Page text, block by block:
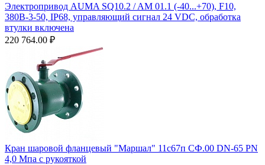
Электропривод AUMA SQ10.2 / AM 01.1 (-40...+70), F10,
380B-3-50, IP68, управляющий сигнал 24 VDC, обработка
втулки включена
220 764.00 ₽
Кран шаровой фланцевый "Маршал" 11с67п СФ.00 DN-65 PN
4,0 Мпа с рукояткой